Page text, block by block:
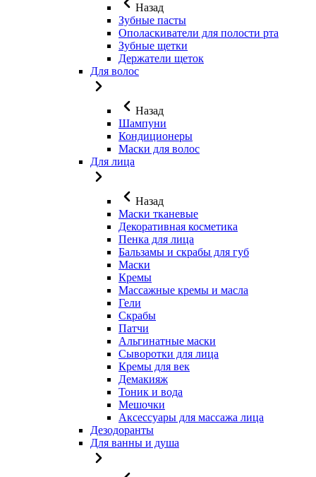
Назад
Зубные пасты
Ополаскиватели для полости рта
Зубные щетки
Держатели щеток
Для волос
Назад
Шампуни
Кондиционеры
Маски для волос
Для лица
Назад
Маски тканевые
Декоративная косметика
Пенка для лица
Бальзамы и скрабы для губ
Маски
Кремы
Массажные кремы и масла
Гели
Скрабы
Патчи
Альгинатные маски
Сыворотки для лица
Кремы для век
Демакияж
Тоник и вода
Мешочки
Аксессуары для массажа лица
Дезодоранты
Для ванны и душа